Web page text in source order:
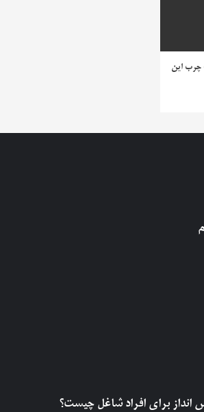
چرب این
برای افراد شاغل چیست؟